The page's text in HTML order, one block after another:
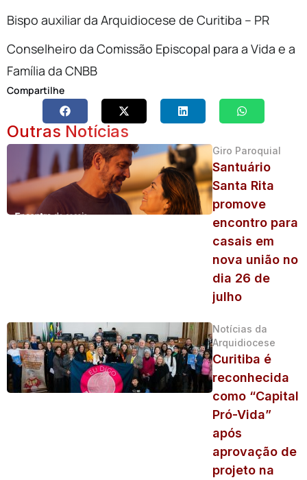
Bispo auxiliar da Arquidiocese de Curitiba – PR
Conselheiro da Comissão Episcopal para a Vida e a
Família da CNBB
Compartilhe
Outras Notícias
Giro Paroquial
Santuário
Santa Rita
promove
encontro para
casais em
nova união no
dia 26 de
julho
Notícias da
Arquidiocese
Curitiba é
reconhecida
como “Capital
Pró-Vida”
após
aprovação de
projeto na